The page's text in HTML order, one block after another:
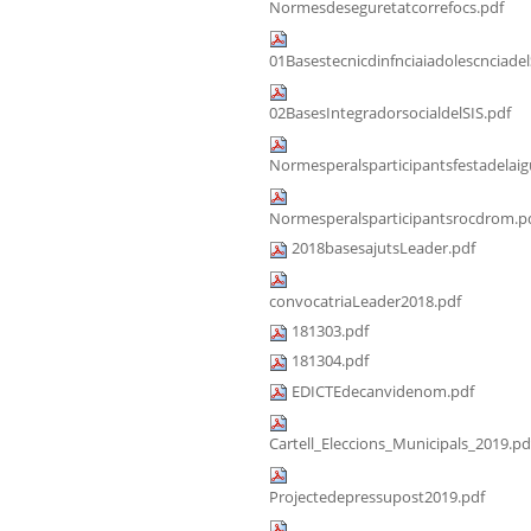
Normesdeseguretatcorrefocs.pdf
02BasesIntegradorsocialdelSIS.pdf
2018basesajutsLeader.pdf
convocatriaLeader2018.pdf
181303.pdf
181304.pdf
EDICTEdecanvidenom.pdf
Projectedepressupost2019.pdf